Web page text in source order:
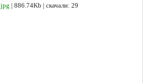
jpg | 886.74Kb | скачали: 29